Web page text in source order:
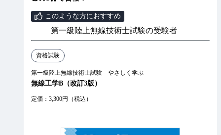
このような方におすすめ
第一級陸上無線技術士試験の受験者
資格試験
第一級陸上無線技術士試験 やさしく学ぶ
無線工学B（改訂3版）
定価：3,300円（税込）